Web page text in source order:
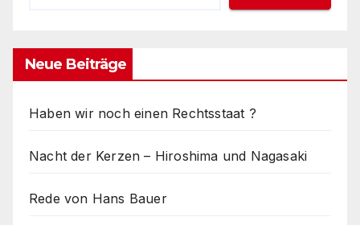
Neue Beiträge
Haben wir noch einen Rechtsstaat ?
Nacht der Kerzen – Hiroshima und Nagasaki
Rede von Hans Bauer